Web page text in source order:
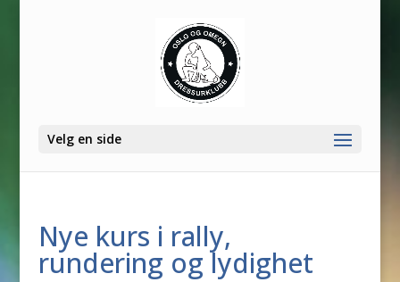
Velg en side
Nye kurs i rally,
rundering og lydighet